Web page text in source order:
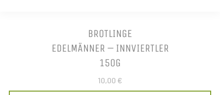
BROTLINGE
EDELMÄNNER – INNVIERTLER
150G
10,00 €